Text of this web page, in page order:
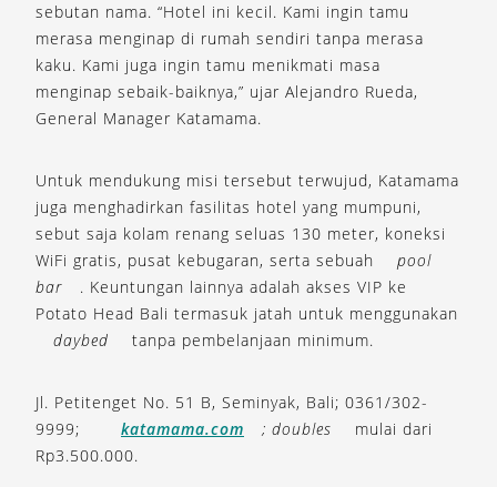
sebutan nama. “Hotel ini kecil. Kami ingin tamu
merasa menginap di rumah sendiri tanpa merasa
kaku. Kami juga ingin tamu menikmati masa
menginap sebaik-baiknya,” ujar Alejandro Rueda,
General Manager Katamama.
Untuk mendukung misi tersebut terwujud, Katamama
juga menghadirkan fasilitas hotel yang mumpuni,
sebut saja kolam renang seluas 130 meter, koneksi
WiFi gratis, pusat kebugaran, serta sebuah
pool
bar
. Keuntungan lainnya adalah akses VIP ke
Potato Head Bali termasuk jatah untuk menggunakan
daybed
tanpa pembelanjaan minimum.
Jl. Petitenget No. 51 B, Seminyak, Bali; 0361/302-
9999;
katamama.com ; doubles
mulai dari
Rp3.500.000.